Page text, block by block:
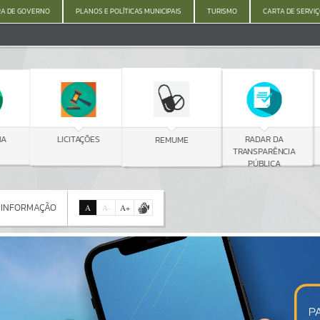
DE GOVERNO PLANOS E POLÍTICAS MUNICIPAIS TURISMO CARTA DE
LICITAÇÕES REMUME RADAR DA
TRANSPARÊNCIA
PÚBLICA
Por favor, aguarde...
A A- A+